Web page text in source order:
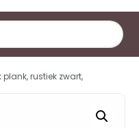
plank, rustiek zwart,